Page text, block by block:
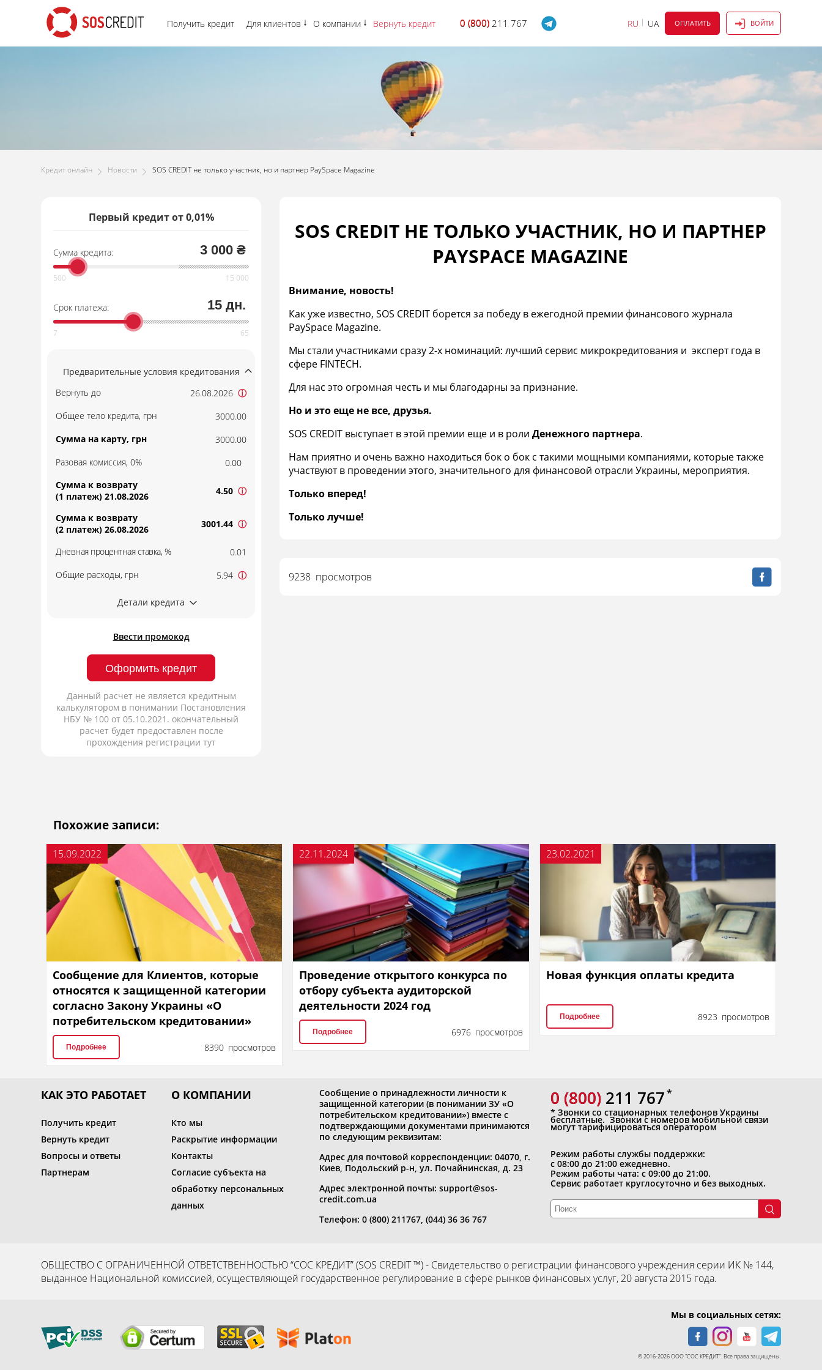
Получить кредит Для клиентов О компании Вернуть кредит 0 (800)
0 (800) 211 767 RU UA ОПЛАТИТЬ ВОЙТИ
Кредит онлайн Новости SOS CREDIT не только участник, но и партнер PaySpace Magazine
Первый кредит от 0,01%
Сумма кредита: 3 000 ₴
Срок платежа: 15 дн.
Предварительные условия кредитования
Вернуть до
26.08.2026 ⓘ
Общее тело кредита, грн
3000.00
Сумма на карту, грн
3000.00
Разовая комиссия, 0%
0.00
Сумма к возврату
(1 платеж) 21.08.2026
4.50 ⓘ
Сумма к возврату
(2 платеж) 26.08.2026
3001.44 ⓘ
Дневная процентная ставка, %
0.01
Общие расходы, грн
5.94 ⓘ
Детали кредита
Ввести промокод
Оформить кредит
Данный расчет не является кредитным
калькулятором в понимании Постановления
НБУ № 100 от 05.10.2021. окончательный
расчет будет предоставлен после
прохождения регистрации тут
SOS CREDIT НЕ ТОЛЬКО УЧАСТНИК, НО И ПАРТНЕР
PAYSPACE MAGAZINE
Внимание, новость!
Как уже известно, SOS CREDIT борется за победу в ежегодной премии финансового журнала
PaySpace Magazine.
Мы стали участниками сразу 2-х номинаций: лучший сервис микрокредитования и эксперт года в
сфере FINTECH.
Для нас это огромная честь и мы благодарны за признание.
Но и это еще не все, друзья.
SOS CREDIT выступает в этой премии еще и в роли Денежного партнера.
Нам приятно и очень важно находиться бок о бок с такими мощными компаниями, которые также
участвуют в проведении этого, значительного для финансовой отрасли Украины, мероприятия.
Только вперед!
Только лучше!
9238 просмотров
Похожие записи:
15.09.2022
Сообщение для Клиентов, которые
относятся к защищенной категории
согласно Закону Украины «О
потребительском кредитовании»
Подробнее 8390 просмотров
22.11.2024
Проведение открытого конкурса по
отбору субъекта аудиторской
деятельности 2024 год
Подробнее 6976 просмотров
23.02.2021
Новая функция оплаты кредита
Подробнее 8923 просмотров
КАК ЭТО РАБОТАЕТ
Получить кредит
Вернуть кредит
Вопросы и ответы
Партнерам
О КОМПАНИИ
Кто мы
Раскрытие информации
Контакты
Согласие субъекта на
обработку персональных
данных
Сообщение о принадлежности личности к
защищенной категории (в понимании ЗУ «О
потребительском кредитовании») вместе с
подтверждающими документами принимаются
по следующим реквизитам:
Адрес для почтовой корреспонденции: 04070, г.
Киев, Подольский р-н, ул. Почайнинская, д. 23
Адрес электронной почты: support@sos-
credit.com.ua
Телефон: 0 (800) 211767, (044) 36 36 767
0 (800)
0 (800) 211 767
* Звонки со стационарных телефонов Украины
бесплатные. Звонки с номеров мобильной связи
могут тарифицироваться оператором
Режим работы службы поддержки:
с 08:00 до 21:00 ежедневно.
Режим работы чата: с 09:00 до 21:00.
Сервис работает круглосуточно и без выходных.
ОБЩЕСТВО С ОГРАНИЧЕННОЙ ОТВЕТСТВЕННОСТЬЮ “СОС КРЕДИТ” (SOS CREDIT ™) - Свидетельство о регистрации финансового учреждения серии ИК № 144,
выданное Национальной комиссией, осуществляющей государственное регулирование в сфере рынков финансовых услуг, 20 августа 2015 года.
Мы в социальных сетях:
© 2016-2026 ООО "СОС КРЕДИТ". Все права защищены.